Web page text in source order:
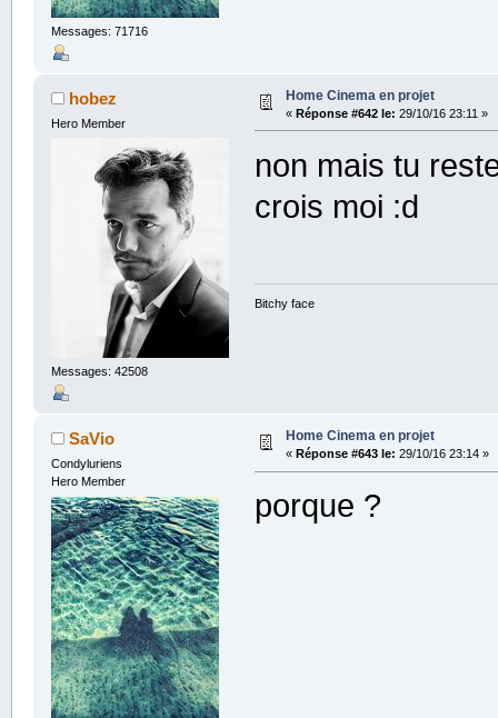
Messages: 71716
hobez
Hero Member
Messages: 42508
Home Cinema en projet
« Réponse #642 le: 29/10/16 23:11 »
non mais tu
crois moi :d
Bitchy face
SaVio
Condyluriens
Hero Member
Home Cinema en projet
« Réponse #643 le: 29/10/16 23:14 »
porque ?